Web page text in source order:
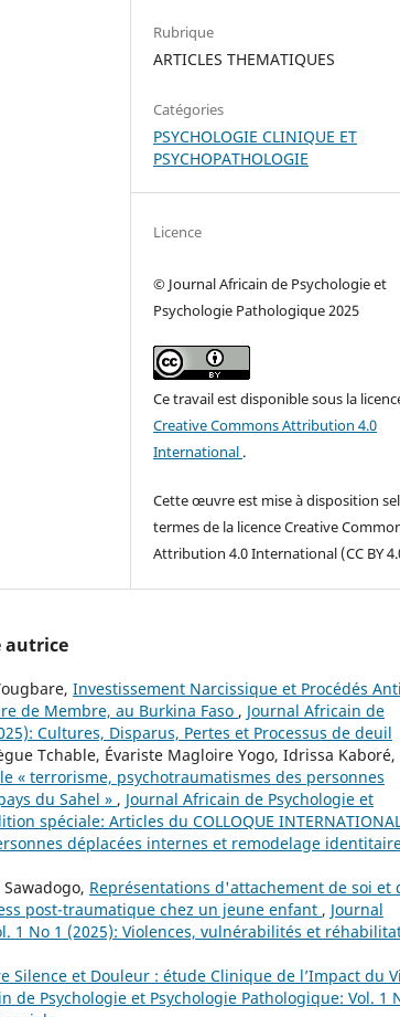
Rubrique
ARTICLES THEMATIQUES
Catégories
PSYCHOLOGIE CLINIQUE ET
PSYCHOPATHOLOGIE
Licence
© Journal Africain de Psychologie et
Psychologie Pathologique 2025
Ce travail est disponible sous la
Creative Commons Attribution 4.0
International .
Cette œuvre est mise à disposition
termes de la licence Creative
Attribution 4.0 International (CC BY
autrice
Investissement Narcissique et Procédés
de Membre, au Burkina Faso , Journal Africain de
Cultures, Disparus, Pertes et Processus de deuil
Tchable, Évariste Magloire Yogo, Idrissa Kaboré,
« terrorisme, psychotraumatismes des personnes
du Sahel » , Journal Africain de Psychologie et
spéciale: Articles du COLLOQUE
déplacées internes et remodelage
Représentations d'attachement de soi et
post-traumatique chez un jeune enfant , Journal
1 No 1 (2025): Violences, vulnérabilités et
Silence et Douleur : étude Clinique de l’Impact du
de Psychologie et Psychologie Pathologique: Vol. 1